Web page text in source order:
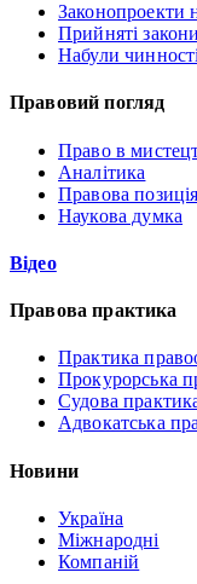
Законопроекти
Прийняті закони
Набули чинності
Правовий погляд
Право в
Аналітика
Правова позиція
Наукова думка
Відео
Правова практика
Практика
Прокурорська
Судова
Адвокатська
Новини
Україна
Міжнародні
Компаній